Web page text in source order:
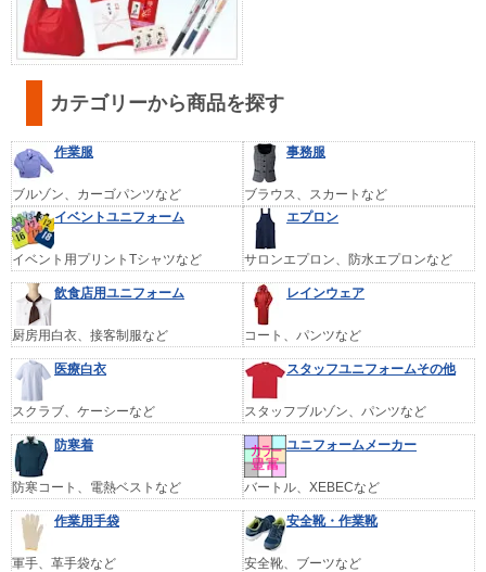
カテゴリーから商品を探す
作業服
ブルゾン、カーゴパンツなど
事務服
ブラウス、スカートなど
イベントユニフォーム
イベント用プリントTシャツなど
エプロン
サロンエプロン、防水エプロンなど
飲食店用ユニフォーム
厨房用白衣、接客制服など
レインウェア
コート、パンツなど
医療白衣
スクラブ、ケーシーなど
スタッフユニフォームその他
スタッフブルゾン、パンツなど
防寒着
防寒コート、電熱ベストなど
ユニフォームメーカー
バートル、XEBECなど
作業用手袋
軍手、革手袋など
安全靴・作業靴
安全靴、ブーツなど